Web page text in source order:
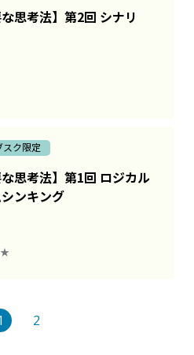
思考法】第2回 シナリ
スク限定
思考法】第1回 ロジカル
ンキング
★
2